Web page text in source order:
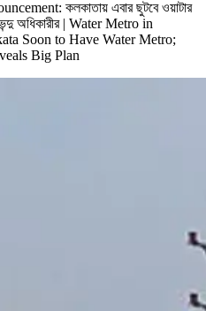
কলকাতায় এবার ছুটবে ওয়াটার
অধিকারীর | Water Metro in
Soon to Have Water Metro;
Big Plan